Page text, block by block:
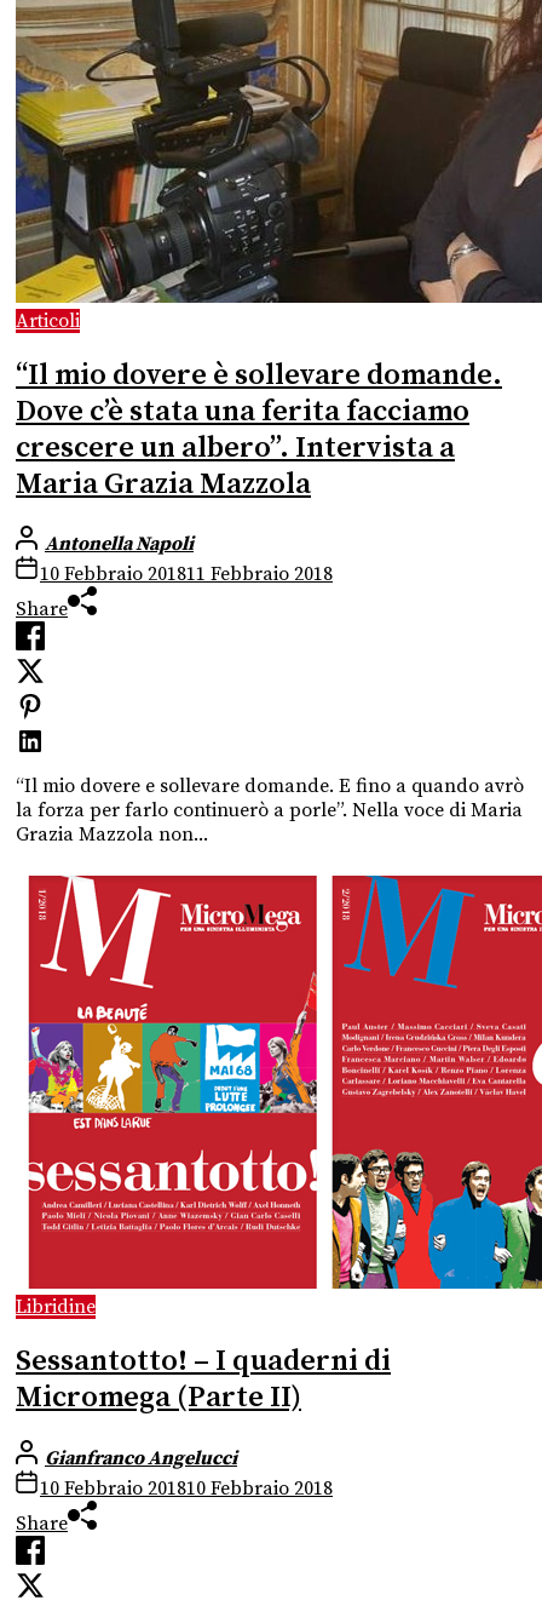
Articoli
“Il mio dovere è sollevare domande.
Dove c’è stata una ferita facciamo
crescere un albero”. Intervista a
Maria Grazia Mazzola
Antonella Napoli
10 Febbraio 201811 Febbraio 2018
Share
“Il mio dovere e sollevare domande. E fino a quando avrò
la forza per farlo continuerò a porle”. Nella voce di Maria
Grazia Mazzola non...
Libridine
Sessantotto! – I quaderni di
Micromega (Parte II)
Gianfranco Angelucci
10 Febbraio 201810 Febbraio 2018
Share